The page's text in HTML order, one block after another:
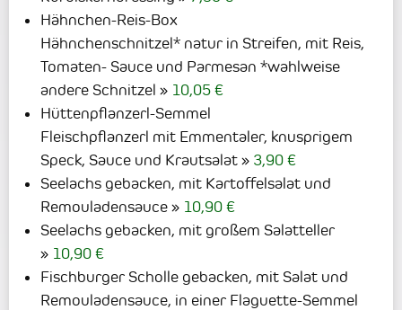
Hähnchen-Reis-Box
Hähnchenschnitzel* natur in Streifen, mit Reis,
Tomaten- Sauce und Parmesan *wahlweise
andere Schnitzel
10,05 €
Hüttenpflanzerl-Semmel
Fleischpflanzerl mit Emmentaler, knusprigem
Speck, Sauce und Krautsalat
3,90 €
Seelachs gebacken, mit Kartoffelsalat und
Remouladensauce
10,90 €
Seelachs gebacken, mit großem Salatteller
10,90 €
Fischburger Scholle gebacken, mit Salat und
Remouladensauce, in einer Flaguette-Semmel